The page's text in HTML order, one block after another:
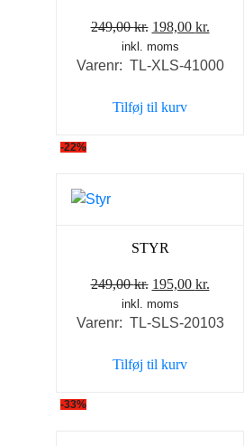
249,00kr. Den
oprindelige
pris
249,00 kr..
198,00 kr.
pris
inkl. moms
Varenr: TL-XLS-41000
Tilføj til kurv
-22%
STYR
249,00kr. Den
oprindelige
pris
249,00 kr..
195,00 kr.
pris
inkl. moms
Varenr: TL-SLS-20103
Tilføj til kurv
-33%